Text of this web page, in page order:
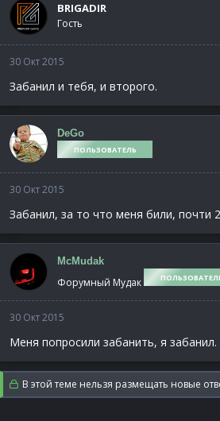
BRIGADIR
Гость
30 Окт 2015
Забанил и тебя, и второго.
DeGo
ПОЛЬЗОВАТЕЛЬ
30 Окт 2015
Забанил, за то что меня били, почти
McMudak
Форумный Мудак
30 Окт 2015
Меня попросили забанить, я забанил.
В этой теме нельзя размещать новые